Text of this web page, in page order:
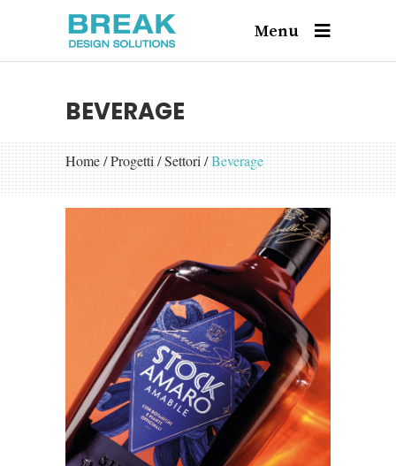
Menu
BEVERAGE
Home/Progetti/Settori/Beverage